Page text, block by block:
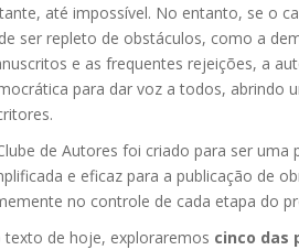
até impossível. No entanto, se o
ser repleto de obstáculos, como a
e as frequentes rejeições, a
para dar voz a todos, abrindo
de Autores foi criado para ser
e eficaz para a publicação de
no controle de cada etapa do
texto de hoje, exploraremos cinco das